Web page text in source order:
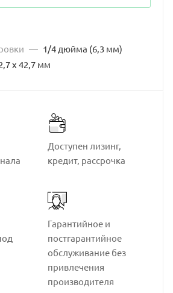
— 1/4 дюйма (6,3 мм)
x 42,7 мм
Доступен лизинг,
кредит, рассрочка
Гарантийное и
постгарантийное
обслуживание без
привлечения
производителя